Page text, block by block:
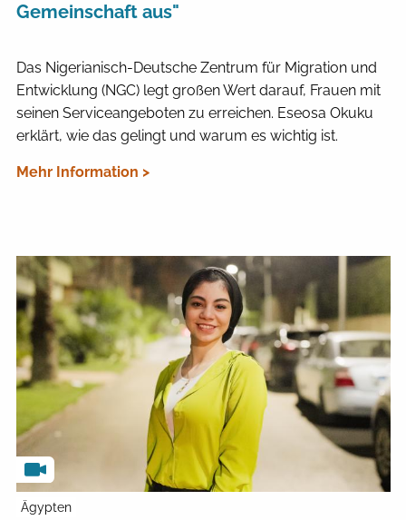
Gemeinschaft aus"
Das Nigerianisch-Deutsche Zentrum für Migration und
Entwicklung (NGC) legt großen Wert darauf, Frauen mit
seinen Serviceangeboten zu erreichen. Eseosa Okuku
erklärt, wie das gelingt und warum es wichtig ist.
Mehr Information >
Ägypten